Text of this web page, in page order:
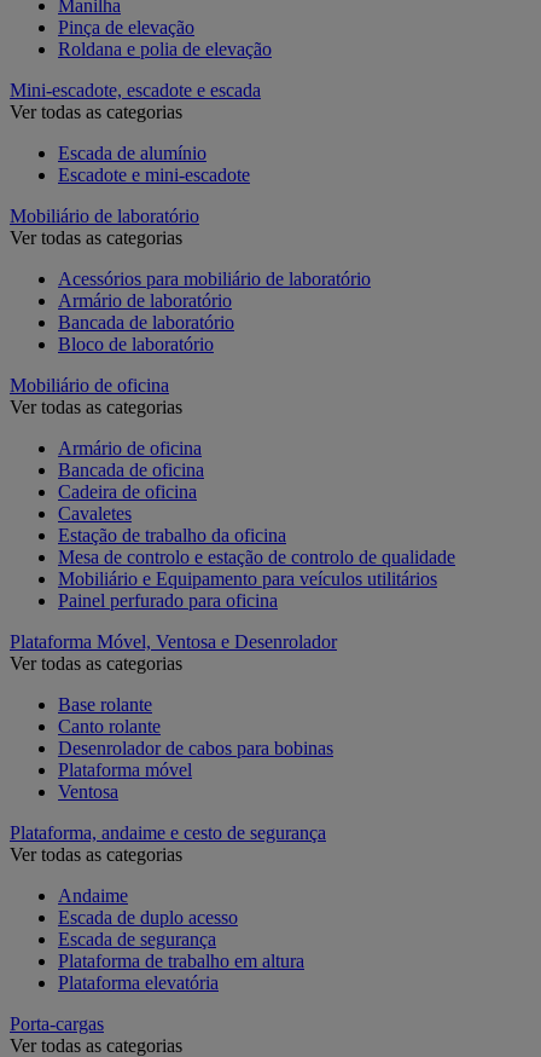
Manilha
Pinça de elevação
Roldana e polia de elevação
Mini-escadote, escadote e escada
Ver todas as categorias
Escada de alumínio
Escadote e mini-escadote
Mobiliário de laboratório
Ver todas as categorias
Acessórios para mobiliário de laboratório
Armário de laboratório
Bancada de laboratório
Bloco de laboratório
Mobiliário de oficina
Ver todas as categorias
Armário de oficina
Bancada de oficina
Cadeira de oficina
Cavaletes
Estação de trabalho da oficina
Mesa de controlo e estação de controlo de qualidade
Mobiliário e Equipamento para veículos utilitários
Painel perfurado para oficina
Plataforma Móvel, Ventosa e Desenrolador
Ver todas as categorias
Base rolante
Canto rolante
Desenrolador de cabos para bobinas
Plataforma móvel
Ventosa
Plataforma, andaime e cesto de segurança
Ver todas as categorias
Andaime
Escada de duplo acesso
Escada de segurança
Plataforma de trabalho em altura
Plataforma elevatória
Porta-cargas
Ver todas as categorias